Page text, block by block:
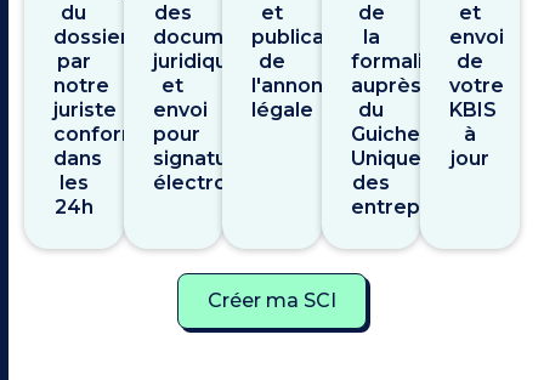
du
dossier
par
notre
juriste
conformité
dans
les
24h
des
documents
juridiques
et
envoi
pour
signature
électronique
et
publication
de
l'annonce
légale
de
la
formalité
auprès
du
Guichet
Unique
des
entreprises
et
envoi
de
votre
KBIS
à
jour
Créer ma SCI